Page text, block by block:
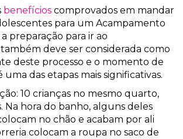
benefícios comprovados em mandar
para um Acampamento
preparação para ir ao
deve ser considerada como
deste processo e o momento de
uma das etapas mais significativas.
10 crianças no mesmo quarto,
Na hora do banho, alguns deles
no chão e acabam por ali
colocam a roupa no saco de